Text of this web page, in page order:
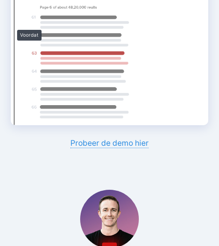
Voordat
Probeer de demo hier